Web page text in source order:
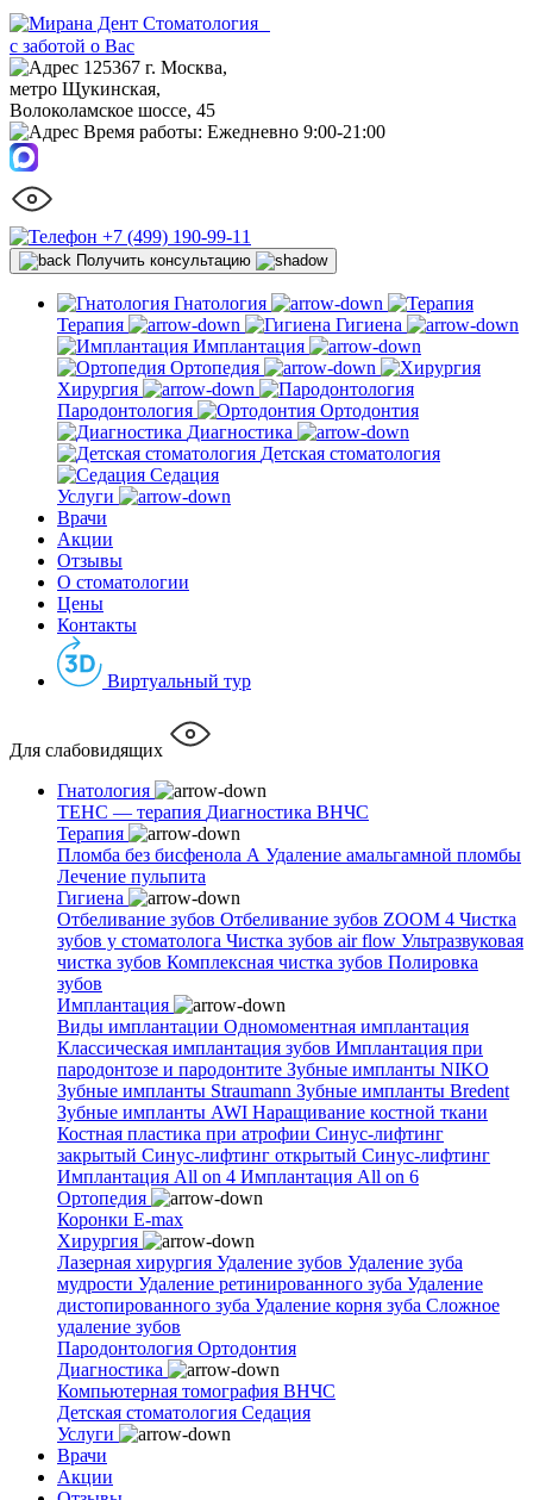
Стоматология
с заботой о Вас
125367 г. Москва,
метро Щукинская,
Волоколамское шоссе, 45
Время работы: Ежедневно 9:00-21:00
+7 (499) 190-99-11
Получить консультацию
Гнатология
Терапия
Гигиена
Имплантация
Ортопедия
Хирургия
Пародонтология
Ортодонтия
Диагностика
Детская стоматология
Седация
Услуги
Врачи
Акции
Отзывы
О стоматологии
Цены
Контакты
Виртуальный тур
Для слабовидящих
Гнатология
ТЕНС — терапия Диагностика ВНЧС
Терапия
Пломба без бисфенола А Удаление амальгамной пломбы
Лечение пульпита
Гигиена
Отбеливание зубов Отбеливание зубов ZOOM 4 Чистка
зубов у стоматолога Чистка зубов air flow Ультразвуковая
чистка зубов Комплексная чистка зубов Полировка
зубов
Имплантация
Виды имплантации Одномоментная имплантация
Классическая имплантация зубов Имплантация при
пародонтозе и пародонтите Зубные импланты NIKO
Зубные импланты Straumann Зубные импланты Bredent
Зубные импланты AWI Наращивание костной ткани
Костная пластика при атрофии Синус-лифтинг
закрытый Синус-лифтинг открытый Синус-лифтинг
Имплантация All on 4 Имплантация All on 6
Ортопедия
Коронки E-max
Хирургия
Лазерная хирургия Удаление зубов Удаление зуба
мудрости Удаление ретинированного зуба Удаление
дистопированного зуба Удаление корня зуба Сложное
удаление зубов
Пародонтология Ортодонтия
Диагностика
Компьютерная томография ВНЧС
Детская стоматология Седация
Услуги
Врачи
Акции